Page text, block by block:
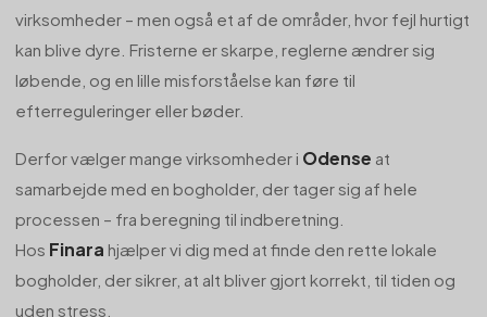
virksomheder – men også et af de områder, hvor fejl hurtigt
kan blive dyre. Fristerne er skarpe, reglerne ændrer sig
løbende, og en lille misforståelse kan føre til
efterreguleringer eller bøder.
Derfor vælger mange virksomheder i Odense at
samarbejde med en bogholder, der tager sig af hele
processen – fra beregning til indberetning.
Hos Finara hjælper vi dig med at finde den rette lokale
bogholder, der sikrer, at alt bliver gjort korrekt, til tiden og
uden stress.